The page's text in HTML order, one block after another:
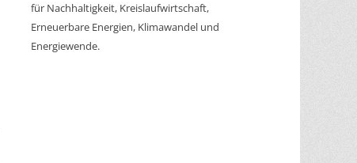
für Nachhaltigkeit, Kreislaufwirtschaft,
Erneuerbare Energien, Klimawandel und
Energiewende.